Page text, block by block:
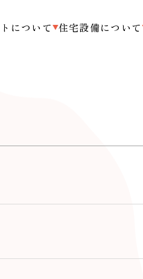
について 住宅設備について